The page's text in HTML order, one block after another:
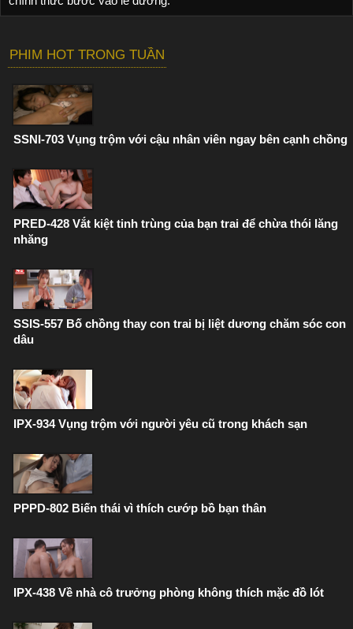
PHIM HOT TRONG TUẦN
SSNI-703 Vụng trộm với cậu nhân viên ngay bên cạnh chồng
PRED-428 Vắt kiệt tinh trùng của bạn trai để chừa thói lăng
nhăng
SSIS-557 Bố chồng thay con trai bị liệt dương chăm sóc con
dâu
IPX-934 Vụng trộm với người yêu cũ trong khách sạn
PPPD-802 Biến thái vì thích cướp bồ bạn thân
IPX-438 Về nhà cô trưởng phòng không thích mặc đồ lót